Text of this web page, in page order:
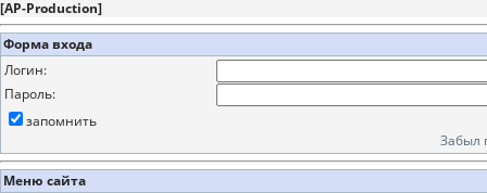
[AP-Production]
Форма входа
Логин:
Пароль:
запомнить
Забыл
Меню сайта